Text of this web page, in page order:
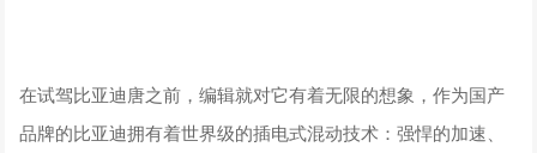
在试驾比亚迪唐之前，编辑就对它有着无限的想象，作为国产
品牌的比亚迪拥有着世界级的插电式混动技术：强悍的加速、